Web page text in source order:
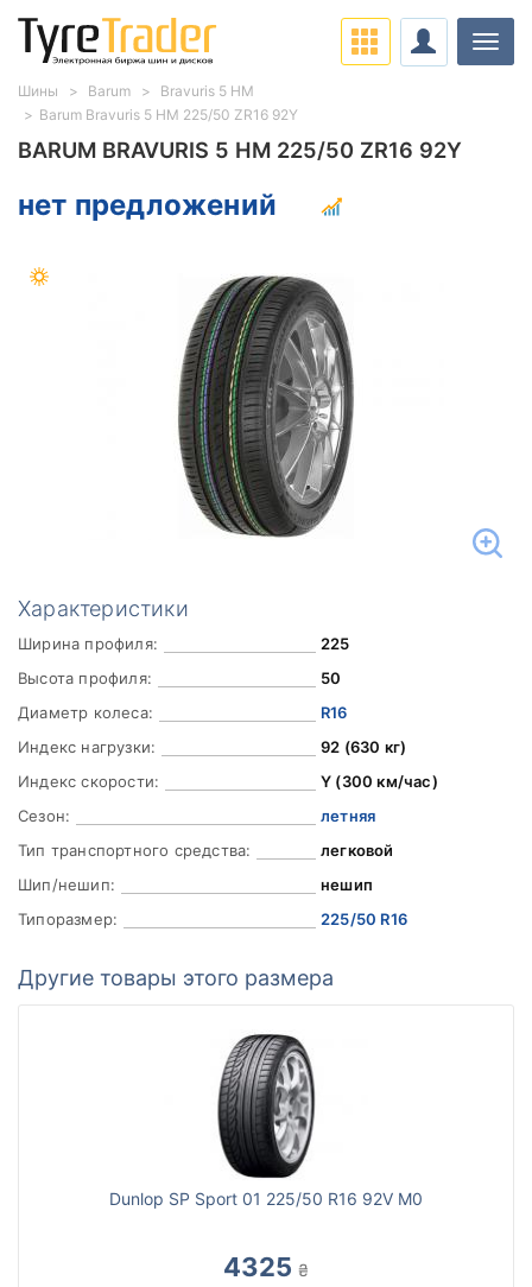
BARUM BRAVURIS 5 HM 225/50 ZR16 92Y
нет предложений
Характеристики
Ширина профиля:
225
Высота профиля:
50
Диаметр колеса:
R16
Индекс нагрузки:
92 (630 кг)
Индекс скорости:
Y (300 км/час)
Сезон:
летняя
Тип транспортного средства:
легковой
Шип/нешип:
нешип
Типоразмер:
225/50 R16
Другие товары этого размера
Dunlop SP Sport 01 225/50 R16 92V M0
4325 ₴
Шины Barum
Bravuris 5 HM
Barum Bravuris 5 HM 225/50 ZR16 92Y